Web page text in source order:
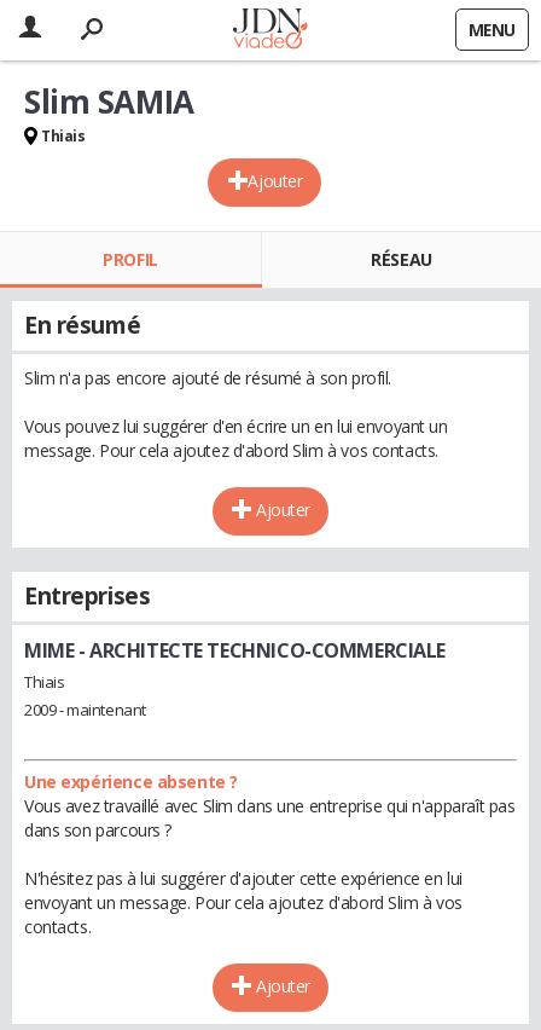
MENU
Ajouter
Slim SAMIA
Thiais
PROFIL RÉSEAU
En résumé
Slim n'a pas encore ajouté de résumé à son profil.
Vous pouvez lui suggérer d'en écrire un en lui envoyant un
message. Pour cela ajoutez d'abord Slim à vos contacts.
Ajouter
Entreprises
MIME- ARCHITECTE TECHNICO-COMMERCIALE
Thiais
2009 - maintenant
Une expérience absente ?
Vous avez travaillé avec Slim dans une entreprise qui n'apparaît pas
dans son parcours ?
N'hésitez pas à lui suggérer d'ajouter cette expérience en lui
envoyant un message. Pour cela ajoutez d'abord Slim à vos
contacts.
Ajouter